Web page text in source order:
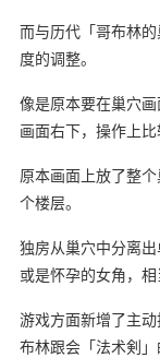
而与历代「哥布林
度的调整。
像是原本要在巢穴
画面右下，操作上比
原本画面上放了整
个楼层。
独房从巢穴中分离
或是怀孕的女角，相
游戏方面新增了主
布林跟会「法术剣